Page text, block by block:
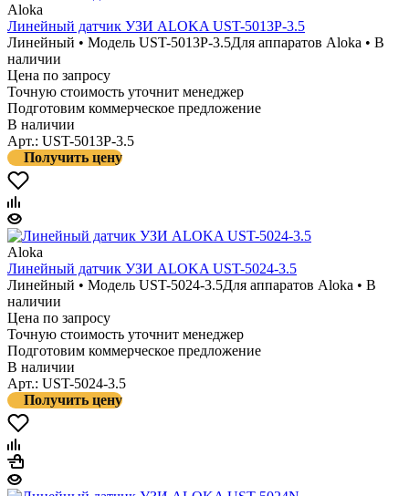
Aloka
Линейный датчик УЗИ ALOKA UST-5013P-3.5
Линейный • Модель UST-5013P-3.5Для аппаратов Aloka • В
наличии
Цена по запросу
Точную стоимость уточнит менеджер
Подготовим коммерческое предложение
В наличии
Арт.: UST-5013P-3.5
Получить цену
Aloka
Линейный датчик УЗИ ALOKA UST-5024-3.5
Линейный • Модель UST-5024-3.5Для аппаратов Aloka • В
наличии
Цена по запросу
Точную стоимость уточнит менеджер
Подготовим коммерческое предложение
В наличии
Арт.: UST-5024-3.5
Получить цену